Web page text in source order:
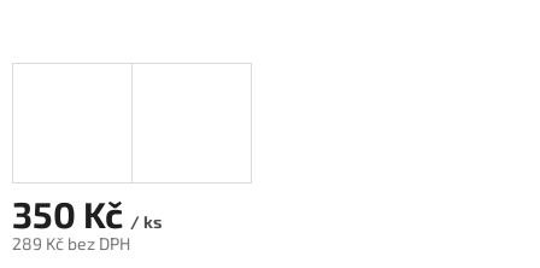
350 Kč / ks
289 Kč bez DPH